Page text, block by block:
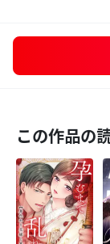
この作品の